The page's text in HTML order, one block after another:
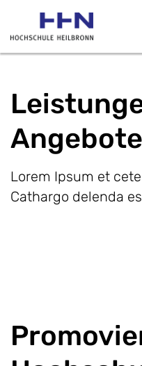
Angebote
Lorem Ipsum et
Cathargo delenda